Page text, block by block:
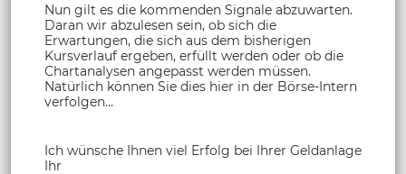
Nun gilt es die kommenden Signale abzuwarten.
Daran wir abzulesen sein, ob sich die
Erwartungen, die sich aus dem bisherigen
Kursverlauf ergeben, erfüllt werden oder ob die
Chartanalysen angepasst werden müssen.
Natürlich können Sie dies hier in der Börse-Intern
verfolgen…
Ich wünsche Ihnen viel Erfolg bei Ihrer Geldanlage
Ihr